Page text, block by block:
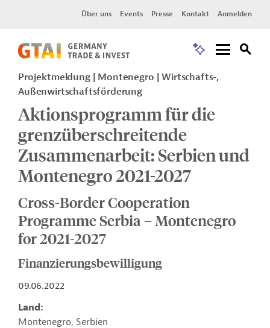
Über uns Events Presse Kontakt Anmelden
Projektmeldung Montenegro
Wirtschafts-,
Außenwirtschaftsförderung
Aktionsprogramm für die
grenzüberschreitende
Zusammenarbeit: Serbien und
Montenegro 2021-2027
Cross-Border Cooperation
Programme Serbia – Montenegro
for 2021-2027
Finanzierungsbewilligung
09.06.2022
Land
Montenegro, Serbien